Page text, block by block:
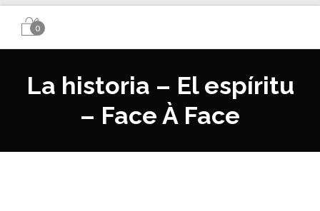
0
La historia – El espíritu
– Face À Face